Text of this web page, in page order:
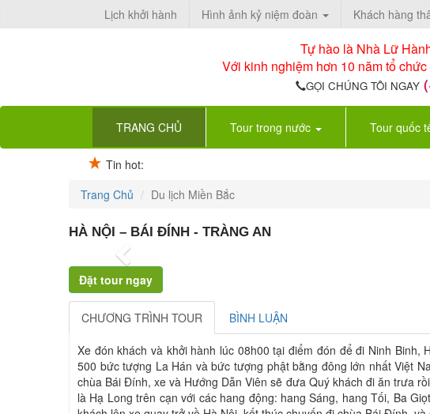
Lịch khởi hành Hình ảnh kỷ niệm đoàn Khách hàng
Tự hào là Nhà Lữ
Với kinh nghiệm hơn 10 năm tổ
GỌI CHÚNG TÔI NGAY
TRANG CHỦ Tour trong nước Tour quốc
Tin hot:
Trang Chủ
Du lịch Miền Bắc
HÀ NỘI – BÁI ĐÍNH - TRÀNG AN
Previous
CHƯƠNG TRÌNH TOUR BÌNH LUẬN
Xe đón khách và khởi hành lúc 08h00 tại điểm đón để đi Ninh
500 bức tượng La Hán và bức tượng phật bằng đông lớn nhất Việt
chùa Bái Đính, xe và Hướng Dẫn Viên sẽ đưa Quý khách đi ăn trưa
là Hạ Long trên cạn với các hang động: hang Sáng, hang Tối, Ba